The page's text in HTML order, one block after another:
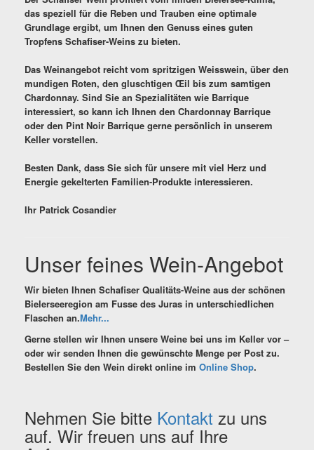
das speziell für die Reben und Trauben eine optimale
Grundlage ergibt, um Ihnen den Genuss eines guten
Tropfens Schafiser-Weins zu bieten.
Das Weinangebot reicht vom spritzigen Weisswein, über den
mundigen Roten, den gluschtigen Œil bis zum samtigen
Chardonnay. Sind Sie an Spezialitäten wie Barrique
interessiert, so kann ich Ihnen den Chardonnay Barrique
oder den Pint Noir Barrique gerne persönlich in unserem
Keller vorstellen.
Besten Dank, dass Sie sich für unsere mit viel Herz und
Energie gekelterten Familien-Produkte interessieren.
Ihr Patrick Cosandier
Unser feines Wein-Angebot
Wir bieten Ihnen Schafiser Qualitäts-Weine aus der schönen
Bielerseeregion am Fusse des Juras in unterschiedlichen
Flaschen an.Mehr...
Gerne stellen wir Ihnen unsere Weine bei uns im Keller vor –
oder wir senden Ihnen die gewünschte Menge per Post zu.
Bestellen Sie den Wein direkt online im Online Shop.
Nehmen Sie bitte Kontakt zu uns
auf. Wir freuen uns auf Ihre